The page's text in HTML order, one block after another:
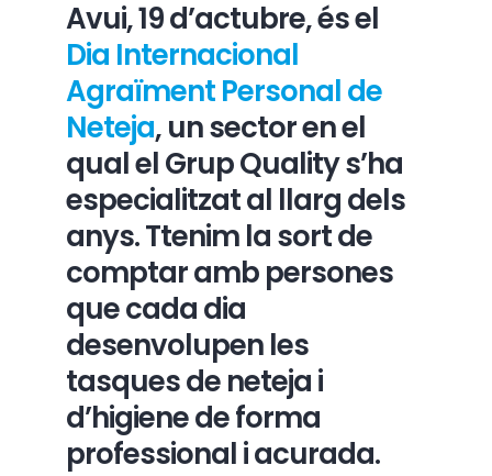
Àrea privada
ACCEDIR
Avui, 19 d’actubre, és el
Dia Internacional
Agraïment Personal de
Neteja, un sector en el
qual el Grup Quality s’ha
especialitzat al llarg dels
anys. Ttenim la sort de
comptar amb persones
que cada dia
desenvolupen les
tasques de neteja i
d’higiene de forma
professional i acurada.